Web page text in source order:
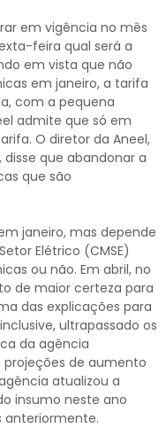
em vigência no mês
feira qual será a
em vista que não
em janeiro, a tarifa
com a pequena
admite que só em
O diretor da Aneel,
que abandonar a
que são
janeiro, mas depende
Elétrico (CMSE)
ou não. Em abril, no
de maior certeza para
das explicações para
ultrapassado os
da agência
projeções de aumento
atualizou a
insumo neste ano
anteriormente.